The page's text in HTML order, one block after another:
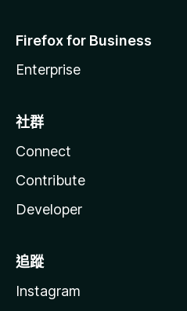
Firefox for Business
Enterprise
社群
Connect
Contribute
Developer
追蹤
Instagram